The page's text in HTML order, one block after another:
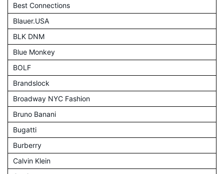
Best Connections
Blauer.USA
BLK DNM
Blue Monkey
BOLF
Brandslock
Broadway NYC Fashion
Bruno Banani
Bugatti
Burberry
Calvin Klein